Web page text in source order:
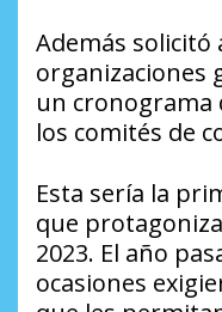
Además solicitó
organizaciones
un cronograma
los comités de
Esta sería la
que
2023. El año
ocasiones